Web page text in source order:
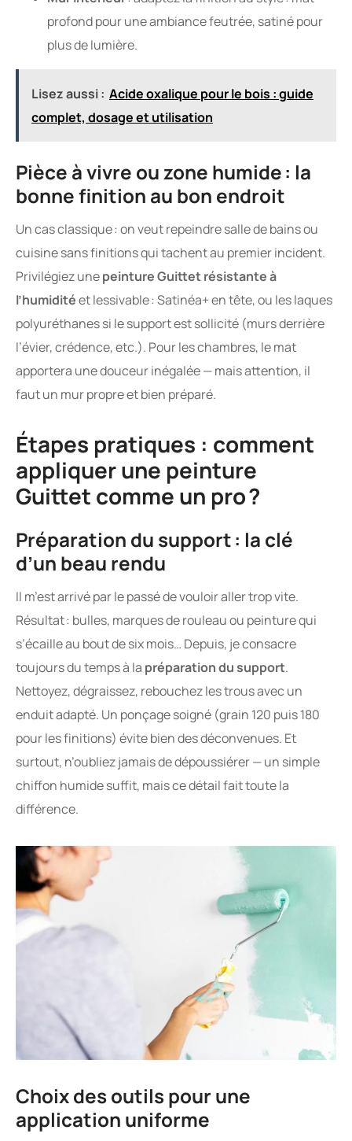
profond pour une ambiance feutrée, satiné pour
plus de lumière.
Lisez aussi : Acide oxalique pour le bois : guide
complet, dosage et utilisation
Pièce à vivre ou zone humide : la
bonne finition au bon endroit
Un cas classique : on veut repeindre salle de bains ou
cuisine sans finitions qui tachent au premier incident.
Privilégiez unepeinture Guittet résistante à
l’humiditéet lessivable : Satinéa+ en tête, ou les laques
polyuréthanes si le support est sollicité (murs derrière
l’évier, crédence, etc.). Pour les chambres, le mat
apportera une douceur inégalée — mais attention, il
faut un mur propre et bien préparé.
Étapes pratiques : comment
appliquer une peinture
Guittet comme un pro ?
Préparation du support : la clé
d’un beau rendu
Il m’est arrivé par le passé de vouloir aller trop vite.
Résultat : bulles, marques de rouleau ou peinture qui
s’écaille au bout de six mois… Depuis, je consacre
toujours du temps à la préparation du support.
Nettoyez, dégraissez, rebouchez les trous avec un
enduit adapté. Un ponçage soigné (grain 120 puis 180
pour les finitions) évite bien des déconvenues. Et
surtout, n’oubliez jamais de dépoussiérer — un simple
chiffon humide suffit, mais ce détail fait toute la
différence.
Choix des outils pour une
application uniforme